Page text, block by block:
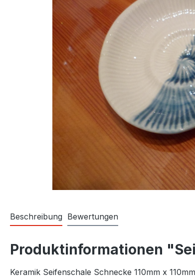
Beschreibung Bewertungen
Produktinformationen
Keramik Seifenschale Schnecke 110mm x 110mm